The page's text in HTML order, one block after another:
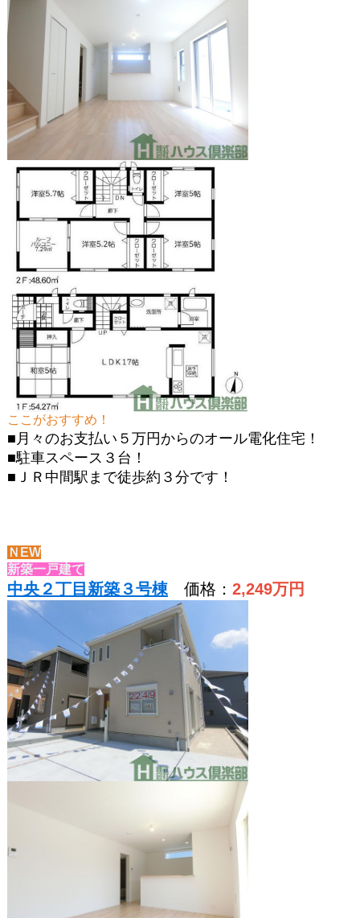
ここがおすすめ！
■月々のお支払い５万円からのオール電化住宅！
■駐車スペース３台！
■ＪＲ中間駅まで徒歩約３分です！
ＮEW
新築一戸建て
中央２丁目新築３号棟 価格： 2,249万円